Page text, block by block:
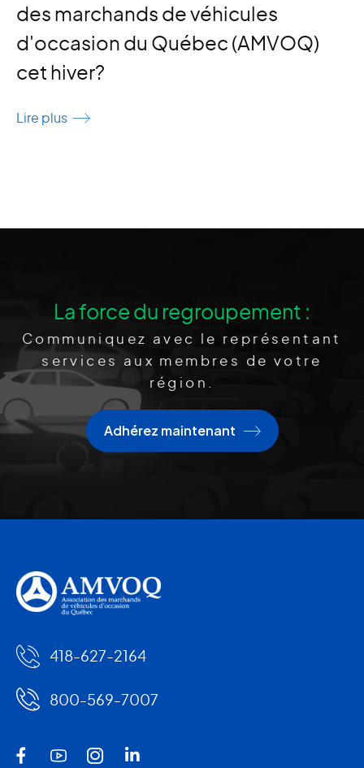
des marchands de véhicules
d'occasion du Québec (AMVOQ)
cet hiver?
Lire plus
La force du regroupement :
Communiquez avec le représentant
services aux membres de votre
région.
Adhérez maintenant
418-627-2164
800-569-7007